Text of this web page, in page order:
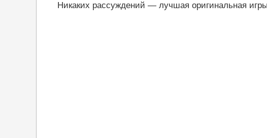
Никаких рассуждений — лучшая оригинальная